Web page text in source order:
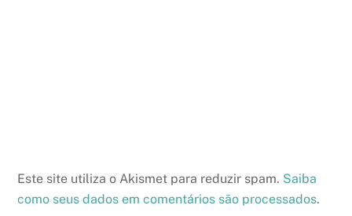
Este site utiliza o Akismet para reduzir spam. Saiba
como seus dados em comentários são processados.